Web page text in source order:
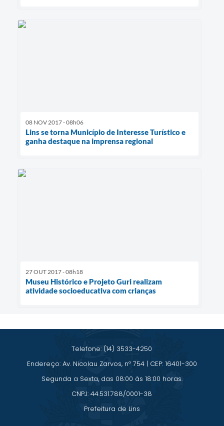
08 NOV 2017 - 08h06
Lins se torna Município de Interesse Turístico e
ganha destaque na imprensa regional
27 OUT 2017 - 08h18
Museu Histórico e Projeto Guri realizam
atividade socioeducativa com crianças
Telefone: (14) 3533-4250
Endereço: Av. Nicolau Zarvos, nº 754 | CEP: 16401-300
Segunda a Sexta, das 08:00 às 18:00 horas.
CNPJ: 44.531.788/0001-38
Prefeitura de Lins